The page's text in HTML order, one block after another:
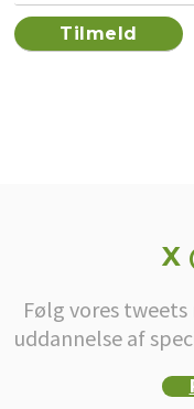
X
Følg vores
uddannelse af